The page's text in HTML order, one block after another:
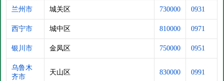
兰州市 城关区 730000 0931
西宁市 城中区 810000 0971
银川市 金凤区 750000 0951
乌鲁木
齐市
天山区 830000 0991